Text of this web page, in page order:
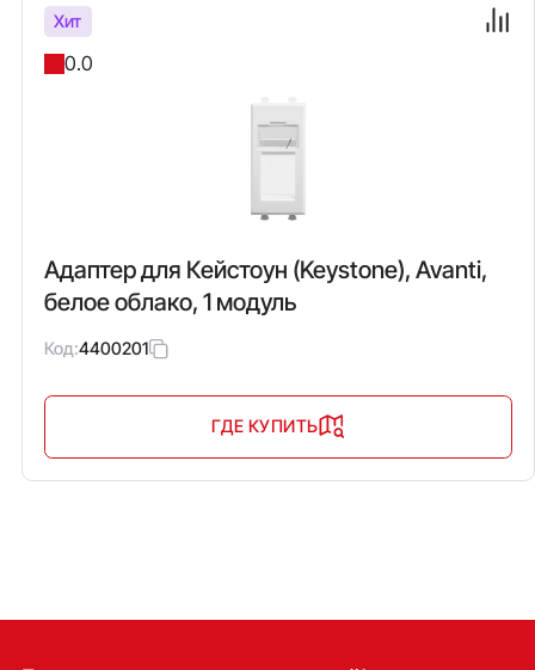
Хит
0.0
Адаптер для Кейстоун (Keystone), Avanti,
белое облако, 1 модуль
Код:4400201
ГДЕ КУПИТЬ